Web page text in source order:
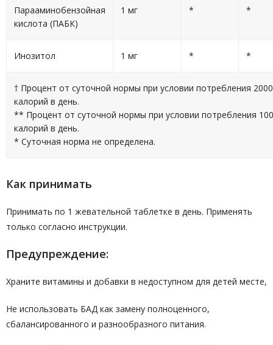
Парааминобензойная
кислота (ПАБК)
1 мг * *
Инозитол 1 мг * *
† Процент от суточной нормы при условии потребления 2000
калорий в день.
** Процент от суточной нормы при условии потребления
калорий в день.
* Суточная норма не определена.
Как принимать
Принимать по 1 жевательной таблетке в день. Применять
только согласно инструкции.
Предупреждение:
Храните витамины и добавки в недоступном для детей месте,
Не использовать БАД как замену полноценного,
сбалансированного и разнообразного питания.